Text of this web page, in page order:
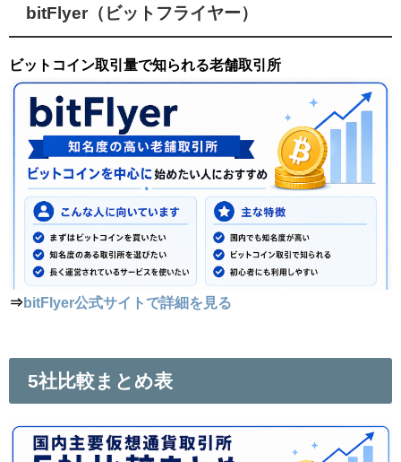
bitFlyer（ビットフライヤー）
ビットコイン取引量で知られる老舗取引所
⇒bitFlyer公式サイトで詳細を見る
5社比較まとめ表